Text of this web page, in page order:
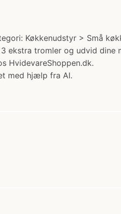
Køkkenudstyr > Små
ekstra tromler og udvid
HvidevareShoppen.dk.
med hjælp fra AI.